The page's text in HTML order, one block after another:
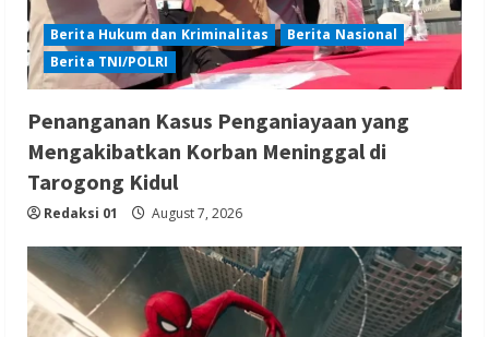
Berita Hukum dan Kriminalitas
Berita Nasional
Berita TNI/POLRI
Penanganan Kasus Penganiayaan yang
Mengakibatkan Korban Meninggal di
Tarogong Kidul
Redaksi 01 August 7, 2026